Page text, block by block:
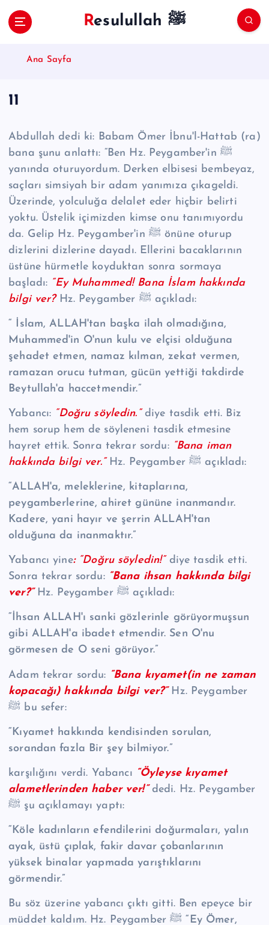
Resulullah ﷺ
Ana Sayfa
11
Abdullah dedi ki: Babam Ömer İbnu'l-Hattab (ra)
bana şunu anlattı: “Ben Hz. Peygamber'in ﷺ
yanında oturuyordum. Derken elbisesi bembeyaz,
saçları simsiyah bir adam yanımıza çıkageldi.
Üzerinde, yolculuğa delalet eder hiçbir belirti
yoktu. Üstelik içimizden kimse onu tanımıyordu
da. Gelip Hz. Peygamber'in ﷺ önüne oturup
dizlerini dizlerine dayadı. Ellerini bacaklarının
üstüne hürmetle koyduktan sonra sormaya
başladı: “Ey Muhammed! Bana İslam hakkında
bilgi ver?
Hz. Peygamber ﷺ açıkladı:
“ İslam, ALLAH'tan başka ilah olmadığına,
Muhammed'in O'nun kulu ve elçisi olduğuna
şehadet etmen, namaz kılman, zekat vermen,
ramazan orucu tutman, gücün yettiği takdirde
Beytullah'a haccetmendir.”
Yabancı: “Doğru söyledin.” diye tasdik etti. Biz
hem sorup hem de söyleneni tasdik etmesine
hayret ettik. Sonra tekrar sordu:“Bana iman
hakkında bilgi ver.”
Hz. Peygamber ﷺ açıkladı:
“ALLAH'a, meleklerine, kitaplarına,
peygamberlerine, ahiret gününe inanmandır.
Kadere, yani hayır ve şerrin ALLAH'tan
olduğuna da inanmaktır.”
Yabancı yine:“Doğru söyledin!” diye tasdik etti.
Sonra tekrar sordu: “Bana ihsan hakkında bilgi
ver?”
Hz. Peygamber ﷺ açıkladı:
“İhsan ALLAH'ı sanki gözlerinle görüyormuşsun
gibi ALLAH'a ibadet etmendir. Sen O'nu
görmesen de O seni görüyor.”
Adam tekrar sordu: “Bana kıyamet(in ne zaman
kopacağı) hakkında bilgi ver?”Hz. Peygamber
ﷺ bu sefer:
“Kıyamet hakkında kendisinden sorulan,
sorandan fazla Bir şey bilmiyor.”
karşılığını verdi. Yabancı “Öyleyse kıyamet
alametlerinden haber ver!”dedi. Hz. Peygamber
ﷺ şu açıklamayı yaptı:
“Köle kadınların efendilerini doğurmaları, yalın
ayak, üstü çıplak, fakir davar çobanlarının
yüksek binalar yapmada yarıştıklarını
görmendir.”
Bu söz üzerine yabancı çıktı gitti. Ben epeyce bir
müddet kaldım. Hz. Peygamber ﷺ“Ey Ömer,